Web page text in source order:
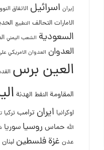
إيران اسرائيل الاتفاق
الامارات التحالف التطبيع
السعودية الشعب اليمني
العدوان العدوان الامريكي
العين برس
المقاومةالنفط الهدنة
اوكرانيا ايران ترامب تركيا
الله حماس روسيا سوريا
عدن غزةفلسطين لبنان